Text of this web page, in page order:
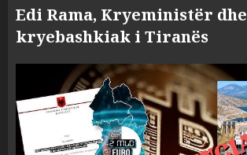
Edi Rama, Kryeministër dhe
kryebashkiak i Tiranës